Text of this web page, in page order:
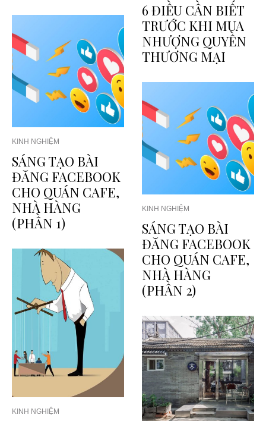
KINH NGHIỆM
SÁNG TẠO BÀI
ĐĂNG FACEBOOK
CHO QUÁN CAFE,
NHÀ HÀNG
(PHẦN 1)
KINH NGHIỆM
6 ĐIỀU CẦN BIẾT
TRƯỚC KHI MUA
NHƯỢNG QUYỀN
THƯƠNG MẠI
KINH NGHIỆM
SÁNG TẠO BÀI
ĐĂNG FACEBOOK
CHO QUÁN CAFE,
NHÀ HÀNG
(PHẦN 2)